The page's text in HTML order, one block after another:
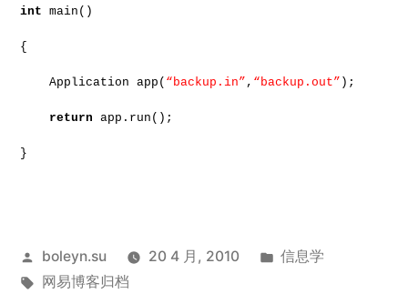
int main()
{
Application app( “backup.in” , “backup.out” );
return app.run();
}
发
布
boleyn.su 20 4 月, 2010
发
信息学
标
网易博客归档